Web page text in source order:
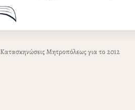
Κατασκηνώσεις Μητροπόλεως για το 2012